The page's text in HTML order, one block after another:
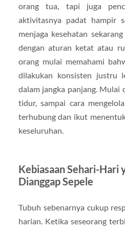
orang tua, tapi juga
aktivitasnya padat hampir
menjaga kesehatan
dengan aturan ketat atau
orang mulai memahami
dilakukan konsisten justru
dalam jangka panjang. Mulai
tidur, sampai cara
terhubung dan ikut
keseluruhan.
Kebiasaan Sehari-Hari
Dianggap Sepele
Tubuh sebenarnya cukup
harian. Ketika seseorang